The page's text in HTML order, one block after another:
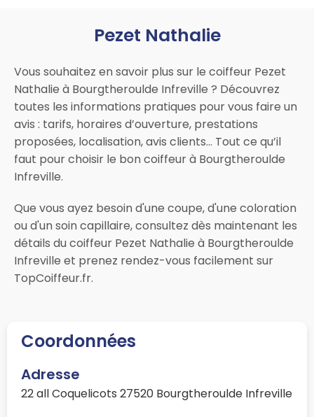
Pezet Nathalie
Vous souhaitez en savoir plus sur le coiffeur Pezet
Nathalie à Bourgtheroulde Infreville ? Découvrez
toutes les informations pratiques pour vous faire un
avis : tarifs, horaires d’ouverture, prestations
proposées, localisation, avis clients… Tout ce qu’il
faut pour choisir le bon coiffeur à Bourgtheroulde
Infreville.
Que vous ayez besoin d'une coupe, d'une coloration
ou d'un soin capillaire, consultez dès maintenant les
détails du coiffeur Pezet Nathalie à Bourgtheroulde
Infreville et prenez rendez-vous facilement sur
TopCoiffeur.fr.
Coordonnées
Adresse
22 all Coquelicots 27520 Bourgtheroulde Infreville